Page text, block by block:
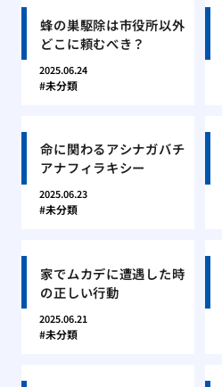
蜂の巣駆除は市役所以外
どこに頼むべき？
2025.06.24
未分類
命に関わるアシナガバチ
アナフィラキシー
2025.06.23
未分類
家でムカデに遭遇した時
の正しい行動
2025.06.21
未分類